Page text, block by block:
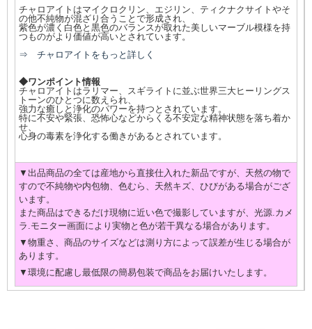
チャロアイトはマイクロクリン、エジリン、ティクナクサイトやそ
の他不純物が混ざり合うことで形成され、
紫色が濃く白色と黒色のバランスが取れた美しいマーブル模様を持
つものがより価値が高いとされています。
⇒ チャロアイトをもっと詳しく
◆ワンポイント情報
チャロアイトはラリマー、スギライトに並ぶ世界三大ヒーリングス
トーンのひとつに数えられ、
強力な癒しと浄化のパワーを持つとされています。
特に不安や緊張、恐怖心などからくる不安定な精神状態を落ち着か
せ、
心身の毒素を浄化する働きがあるとされています。
▼出品商品の全ては産地から直接仕入れた新品ですが、天然の物で
すので不純物や内包物、色むら、天然キズ、ひびがある場合がござ
います。
また商品はできるだけ現物に近い色で撮影していますが、光源.カメ
ラ.モニター画面により実物と色が若干異なる場合があります。
▼物重さ、商品のサイズなどは測り方によって誤差が生じる場合が
あります。
▼環境に配慮し最低限の簡易包装で商品をお届けいたします。